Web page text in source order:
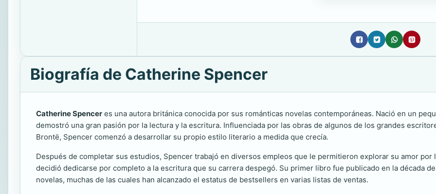
Biografía de Catherine Spencer
Catherine Spencer es una autora británica conocida por sus románticas novelas contemporáneas. Nació en un
demostró una gran pasión por la lectura y la escritura. Influenciada por las obras de algunos de los grandes
Brontë, Spencer comenzó a desarrollar su propio estilo literario a medida que crecía.
Después de completar sus estudios, Spencer trabajó en diversos empleos que le permitieron explorar su amor por
decidió dedicarse por completo a la escritura que su carrera despegó. Su primer libro fue publicado en la década
novelas, muchas de las cuales han alcanzado el estatus de bestsellers en varias listas de ventas.